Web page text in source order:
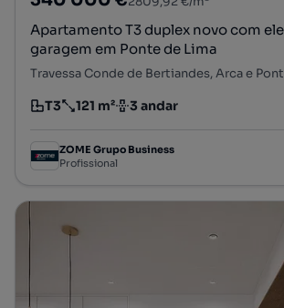
Apartamento T3 duplex novo com
garagem em Ponte de Lima
Tipologia
T3
Preço por metro quadrado
121 m²
Andar 3 andar
ZOME Grupo Business
Profissional